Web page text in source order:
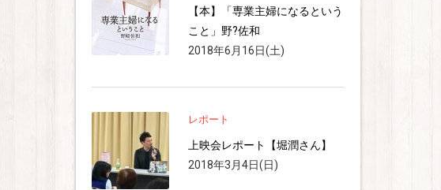
【本】「専業主婦になるという
こと」野?佐和
2018年6月16日(土)
レポート
上映会レポート【堀潤さん】
2018年3月4日(日)